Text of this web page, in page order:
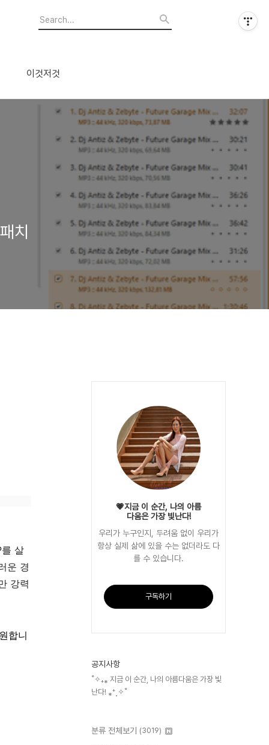
이것저것
치
살
운 경
강력
합니
💗지금 이 순간, 나의 아름
다움은 가장 빛난다!
우리가 누구인지, 두려움 없이 우리가
항상 실제 삶에 있을 수는 없더라도 다
를 수 있습니다.
구독하기
공지사항
˚✧₊⁎ 지금 이 순간, 나의 아름다움은 가장 빛
난다! ⁎⁺˳✧˚
분류 전체보기 (3019)